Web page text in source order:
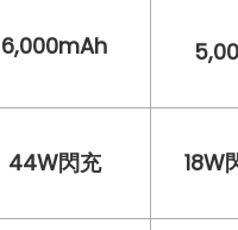
6,000mAh
44W閃充 18W